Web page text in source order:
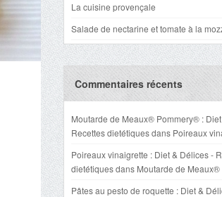
La cuisine provençale
Salade de nectarine et tomate à la
Commentaires récents
Moutarde de Meaux® Pommery® :
Recettes dietétiquesdans Poireaux
Poireaux vinaigrette : Diet & Délices -
dietétiquesdans Moutarde de
Pâtes au pesto de roquette : Diet &